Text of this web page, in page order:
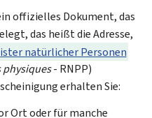
offizielles Dokument, das
das heißt die Adresse,
natürlicher Personen
physiques- RNPP)
erhalten Sie:
Ort oder für manche